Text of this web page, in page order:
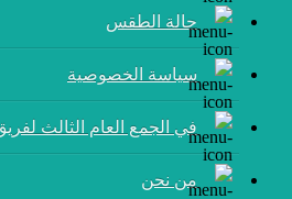
حالة الطقس
سياسة الخصوصية
من نحن